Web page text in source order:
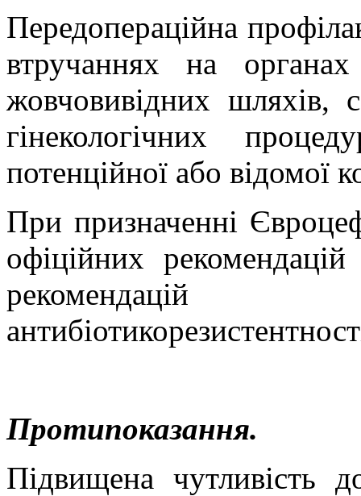
Передопераційна
втручаннях на
жовчовивідних шляхів,
гінекологічних
потенційної або відомої
При призначенні
офіційних рекомендацій
Протипоказання.
Підвищена чутливість